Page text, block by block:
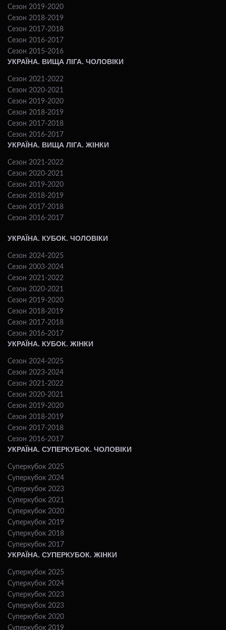
Сезон 2019-2020
Сезон 2018-2019
Сезон 2017-2018
Сезон 2016-2017
Сезон 2015-2016
УКРАЇНА. ВИЩА ЛІГА. ЧОЛОВІКИ
Сезон 2021-2022
Сезон 2020-2021
Сезон 2019-2020
Сезон 2018-2019
Сезон 2017-2018
Сезон 2016-2017
УКРАЇНА. ВИЩА ЛІГА. ЖІНКИ
Сезон 2021-2022
Сезон 2020-2021
Сезон 2019-2020
Сезон 2018-2019
Сезон 2017-2018
Сезон 2016-2017
УКРАЇНА. КУБОК. ЧОЛОВІКИ
Сезон 2024-2025
Сезон 2003-2024
Сезон 2021-2022
Сезон 2020-2021
Сезон 2019-2020
Сезон 2018-2019
Сезон 2017-2018
Сезон 2016-2017
УКРАЇНА. КУБОК. ЖІНКИ
Сезон 2024-2025
Сезон 2023-2024
Сезон 2021-2022
Сезон 2020-2021
Сезон 2019-2020
Сезон 2018-2019
Сезон 2017-2018
Сезон 2016-2017
УКРАЇНА. СУПЕРКУБОК. ЧОЛОВІКИ
Суперкубок 2025
Суперкубок 2024
Суперкубок 2023
Суперкубок 2021
Суперкубок 2020
Суперкубок 2019
Суперкубок 2018
Суперкубок 2017
УКРАЇНА. СУПЕРКУБОК. ЖІНКИ
Суперкубок 2025
Суперкубок 2024
Суперкубок 2023
Суперкубок 2023
Суперкубок 2020
Суперкубок 2019